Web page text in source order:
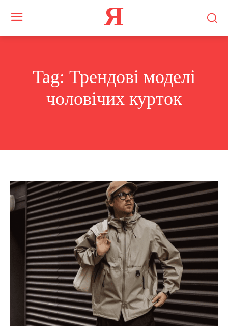
Я
Tag: Трендові моделі
чоловічих курток